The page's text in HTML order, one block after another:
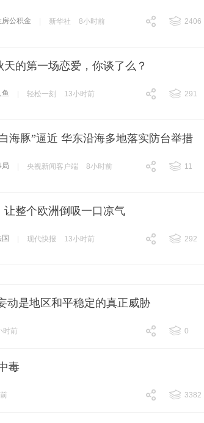
房公积金 新华社 8小时前
2406
的第一场恋爱，你谈了么？
轻松一刻 13小时前
291
海豚”逼近 华东沿海多地落实防台举措
局 央视新闻客户端 8小时前
11
让整个欧洲倒吸一口凉气
现代快报 13小时前
292
动是地区和平稳定的真正威胁
时前
0
毒
3382